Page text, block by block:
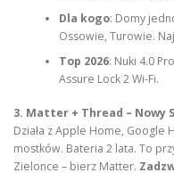
Dla kogo: Domy
Ossowie, Turowie.
Top 2026: Nuki 4.0
Assure Lock 2 Wi-Fi.
3. Matter + Thread – Nowy
Działa z Apple Home, Google
mostków. Bateria 2 lata. To
Zielonce – bierz Matter.